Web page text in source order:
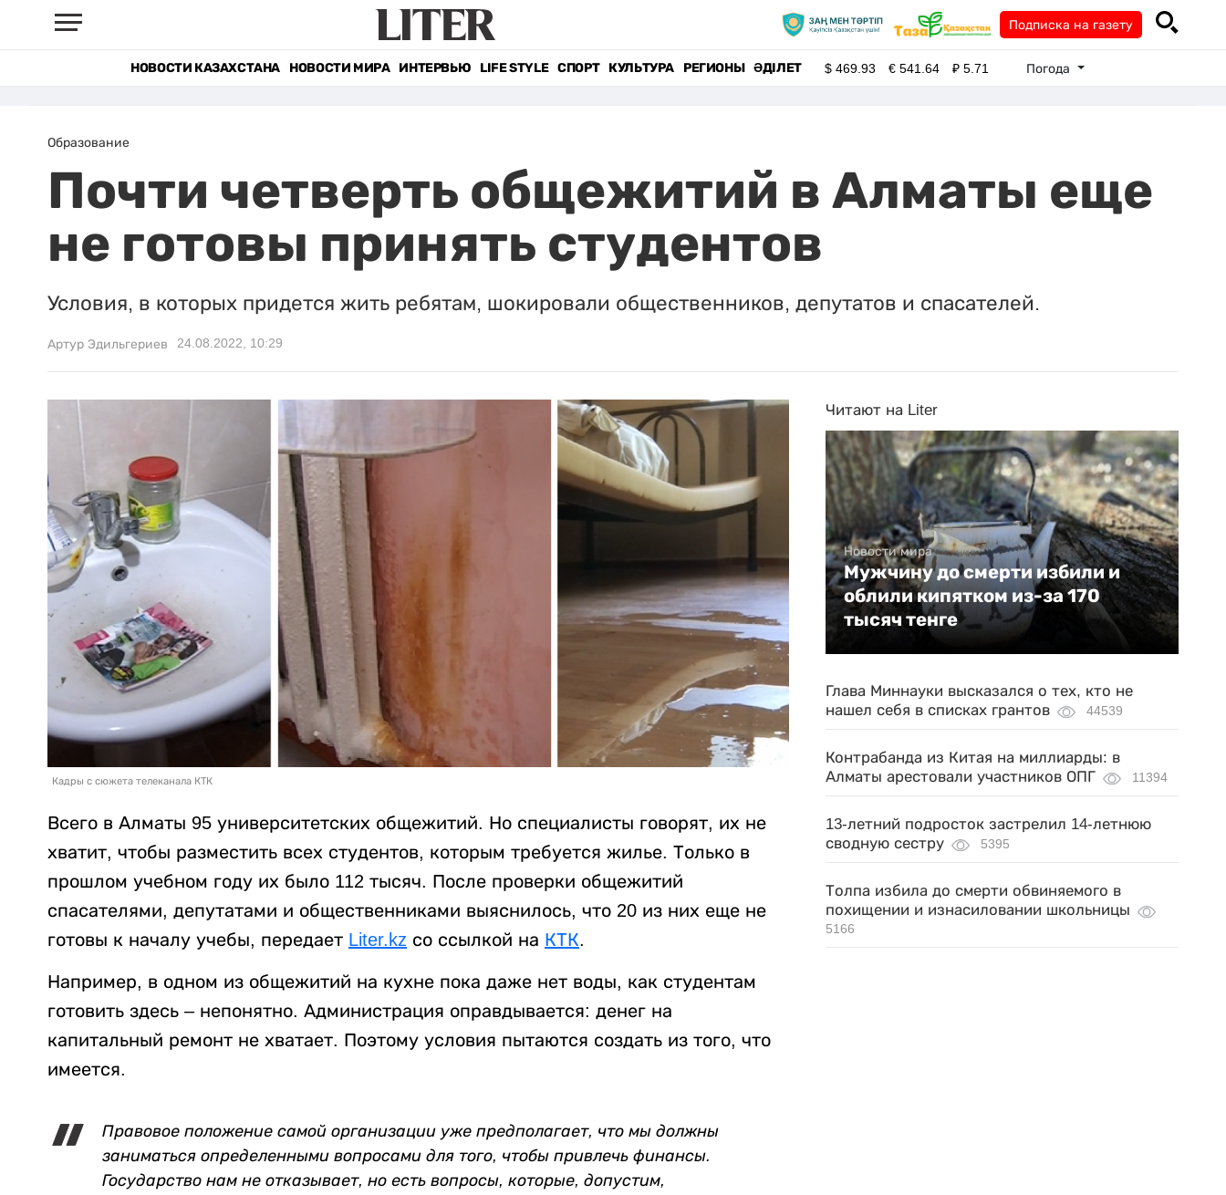
Подписка на газету
НОВОСТИ КАЗАХСТАНА НОВОСТИ МИРА ИНТЕРВЬЮ LIFE STYLE СПОРТ КУЛЬТУРА РЕГИОНЫ ӘДІЛЕТ $469.93 €541.64 ₽5.71 Погода
Образование
Почти четверть общежитий в Алматы еще
не готовы принять студентов
Условия, в которых придется жить ребятам, шокировали общественников, депутатов и спасателей.
Артур Эдильгериев 24.08.2022, 10:29
Кадры с сюжета телеканала КТК
Всего в Алматы 95 университетских общежитий. Но специалисты говорят, их не
хватит, чтобы разместить всех студентов, которым требуется жилье. Только в
прошлом учебном году их было 112 тысяч. После проверки общежитий
спасателями, депутатами и общественниками выяснилось, что 20 из них еще не
готовы к началу учебы, передает Liter.kz со ссылкой на КТК.
Например, в одном из общежитий на кухне пока даже нет воды, как студентам
готовить здесь – непонятно. Администрация оправдывается: денег на
капитальный ремонт не хватает. Поэтому условия пытаются создать из того, что
имеется.
Правовое положение самой организации уже предполагает, что мы должны
заниматься определенными вопросами для того, чтобы привлечь финансы.
Государство нам не отказывает, но есть вопросы, которые, допустим,
Читают на Liter
Новости мира
Мужчину до смерти избили и
облили кипятком из-за 170
тысяч тенге
Глава Миннауки высказался о тех, кто не
нашел себя в списках грантов
44539
Контрабанда из Китая на миллиарды: в
Алматы арестовали участников ОПГ
11394
13-летний подросток застрелил 14-летнюю
сводную сестру
5395
Толпа избила до смерти обвиняемого в
похищении и изнасиловании школьницы
5166